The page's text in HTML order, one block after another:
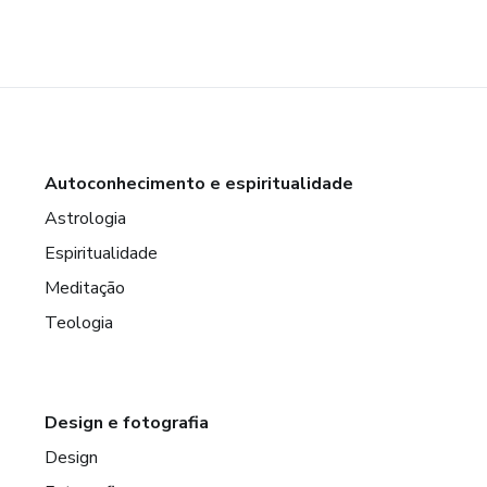
Autoconhecimento e espiritualidade
Astrologia
Espiritualidade
Meditação
Teologia
Design e fotografia
Design